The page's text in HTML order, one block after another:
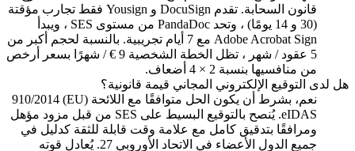
قانون السحابة. تقدم DocuSign و Yousign فقط تجارب مؤقتة
(30 و 14 يومًا) ، وتحد PandaDoc من مستوى SES ، ويبدأ
Adobe Acrobat Sign مع 7 أيام تجريبية. بالنسبة لحجم أكبر من
5 عقود / شهر ، تظل الخطة الشخصية 9 € / شهرًا بسعر أرخص
من منافسيها بنسبة 2 × 4 أضعاف.
هل لدى التوقيع الإلكتروني المجاني قيمة قانونية؟
نعم، بشرط أن يكون الحل متوافقًا مع اللائحة (EU) 910/2014
eIDAS. يُنصح بالتوقيع البسيط على SES من قبل مزود مؤهل
ومرافقًا بتدقيق كامل مع علامة وقت قابلة للثقة كدليل في
جميع الدول الأعضاء في الاتحاد الأوروبي 27. يُعادل قوته